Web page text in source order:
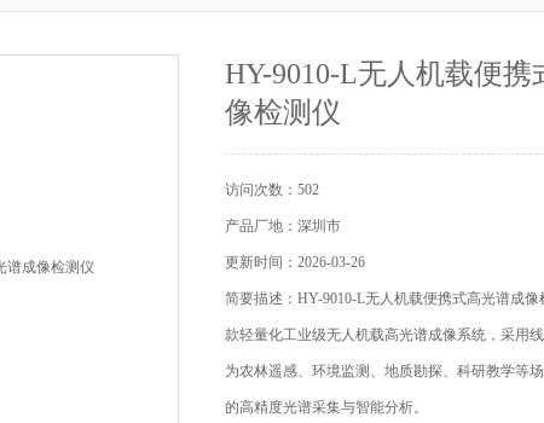
HY-9010-L无人机载便携
像检测仪
访问次数：502
产品厂地：深圳市
更新时间：2026-03-26
简要描述：HY-9010-L无人机载便携式高光谱成
款轻量化工业级无人机载高光谱成像系统，采用
为农林遥感、环境监测、地质勘探、科研教学等
的高精度光谱采集与智能分析。